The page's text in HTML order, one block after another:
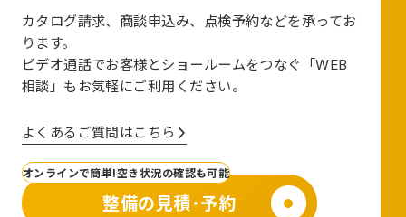
カタログ請求、商談申込み、点検予約などを承ってお
ります。
ビデオ通話でお客様とショールームをつなぐ
「WEB
相談」も お気軽にご利用ください。
よくあるご質問はこちら
オンラインで簡単!空き状況の確認も可能
整備の見積･予約